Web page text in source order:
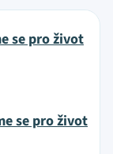
se pro život
se pro život